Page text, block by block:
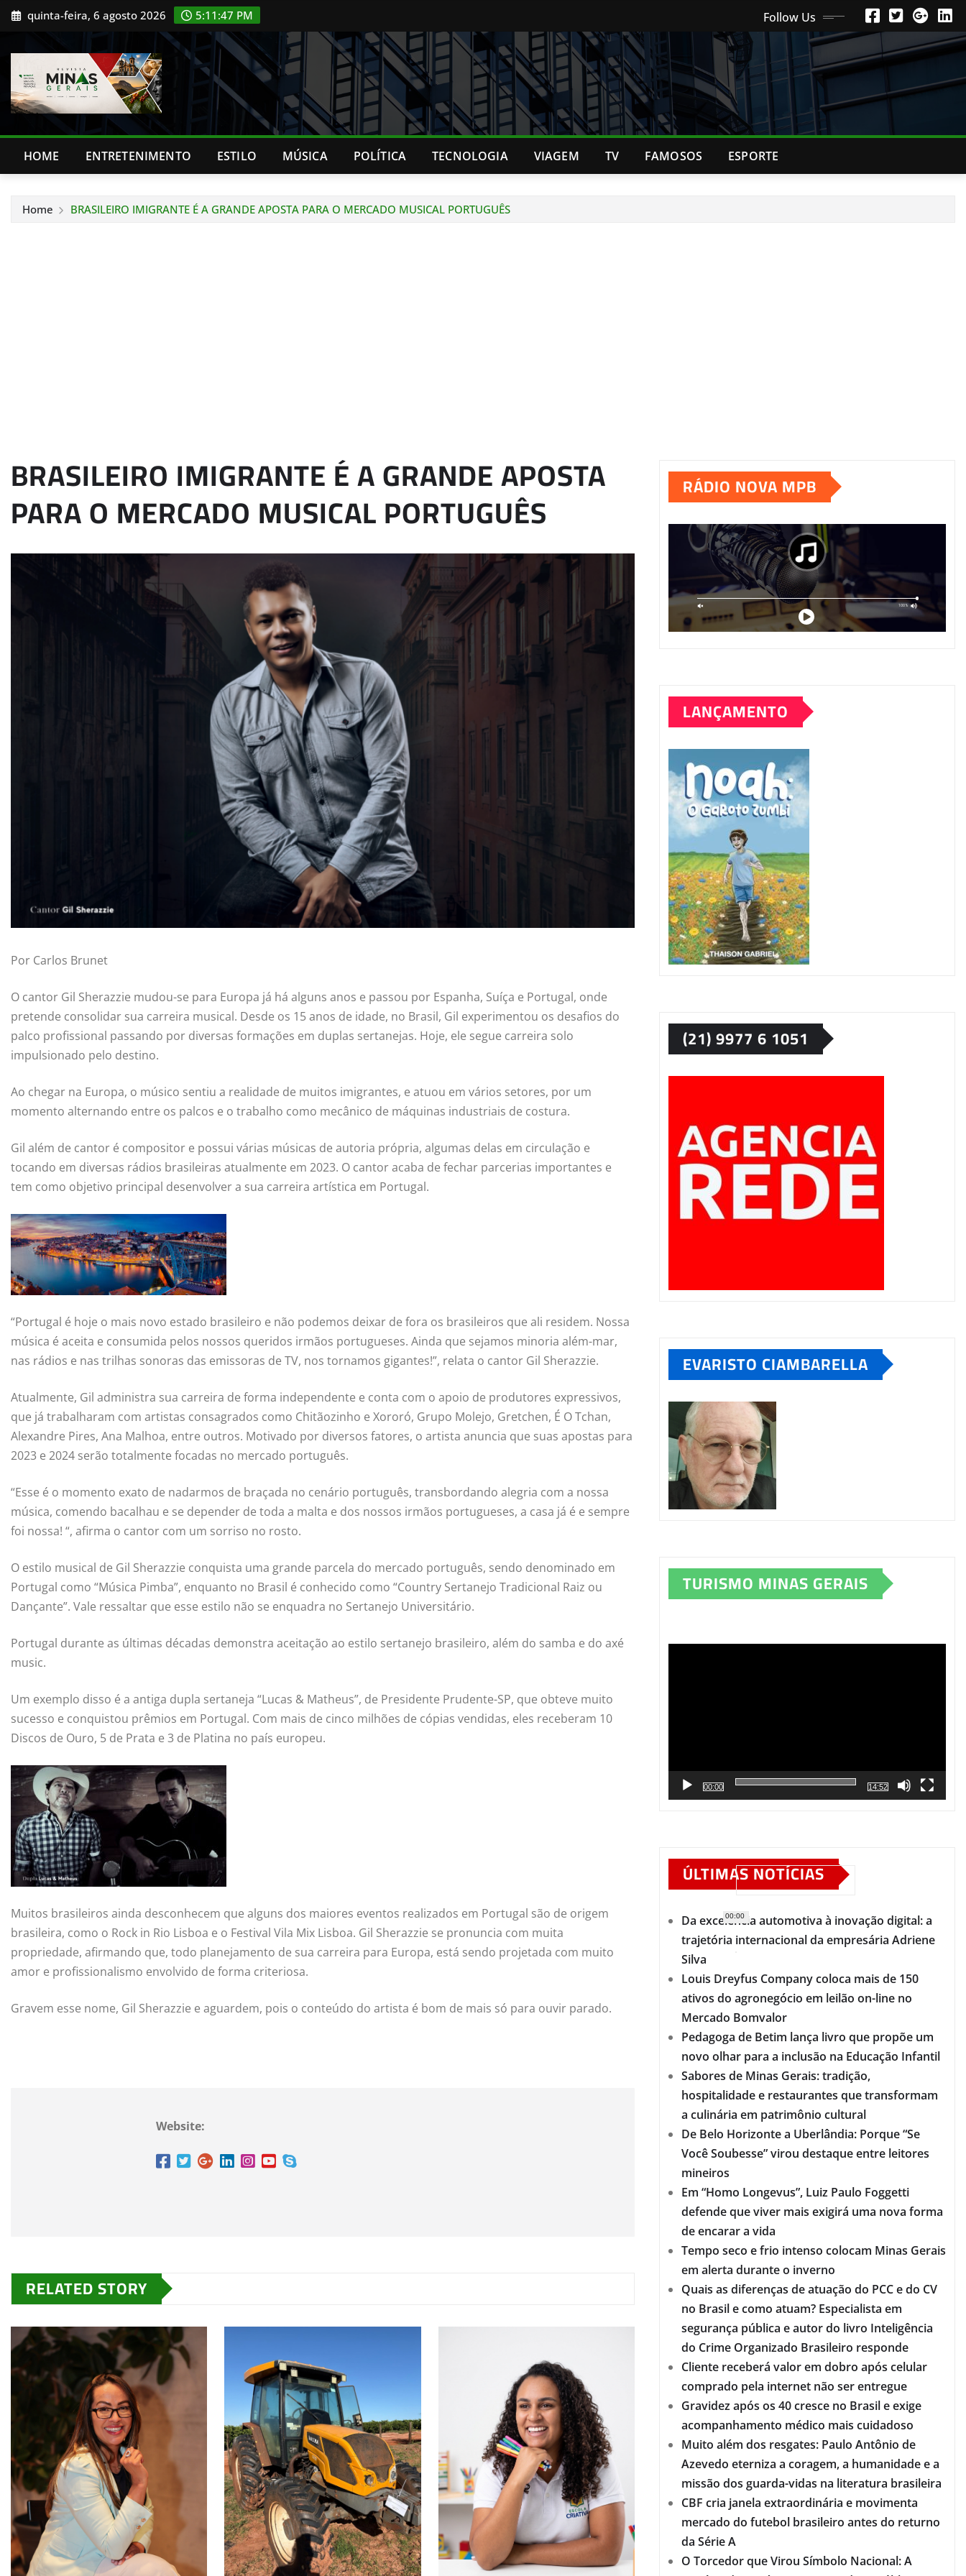
Skip quinta-feira, 6 agosto 2026 5:11:49 PM Follow Us
HOME ENTRETENIMENTO ESTILO MÚSICA POLÍTICA TECNOLOGIA VIAGEM TV FAMOSOS ESPORTE
Home BRASILEIRO IMIGRANTE É A GRANDE APOSTA PARA O MERCADO MUSICAL PORTUGUÊS
BRASILEIRO IMIGRANTE É A GRANDE APOSTA
PARA O MERCADO MUSICAL PORTUGUÊS
Por Carlos Brunet
O cantor Gil Sherazzie mudou-se para Europa já há alguns anos e passou por Espanha, Suíça e Portugal, onde
pretende consolidar sua carreira musical. Desde os 15 anos de idade, no Brasil, Gil experimentou os desafios do
palco profissional passando por diversas formações em duplas sertanejas. Hoje, ele segue carreira solo
impulsionado pelo destino.
Ao chegar na Europa, o músico sentiu a realidade de muitos imigrantes, e atuou em vários setores, por um
momento alternando entre os palcos e o trabalho como mecânico de máquinas industriais de costura.
Gil além de cantor é compositor e possui várias músicas de autoria própria, algumas delas em circulação e
tocando em diversas rádios brasileiras atualmente em 2023. O cantor acaba de fechar parcerias importantes e
tem como objetivo principal desenvolver a sua carreira artística em Portugal.
“Portugal é hoje o mais novo estado brasileiro e não podemos deixar de fora os brasileiros que ali residem. Nossa
música é aceita e consumida pelos nossos queridos irmãos portugueses. Ainda que sejamos minoria além-mar,
nas rádios e nas trilhas sonoras das emissoras de TV, nos tornamos gigantes!”, relata o cantor Gil Sherazzie.
Atualmente, Gil administra sua carreira de forma independente e conta com o apoio de produtores expressivos,
que já trabalharam com artistas consagrados como Chitãozinho e Xororó, Grupo Molejo, Gretchen, É O Tchan,
Alexandre Pires, Ana Malhoa, entre outros. Motivado por diversos fatores, o artista anuncia que suas apostas para
2023 e 2024 serão totalmente focadas no mercado português.
“Esse é o momento exato de nadarmos de braçada no cenário português, transbordando alegria com a nossa
música, comendo bacalhau e se depender de toda a malta e dos nossos irmãos portugueses, a casa já é e sempre
foi nossa! “, afirma o cantor com um sorriso no rosto.
O estilo musical de Gil Sherazzie conquista uma grande parcela do mercado português, sendo denominado em
Portugal como “Música Pimba”, enquanto no Brasil é conhecido como “Country Sertanejo Tradicional Raiz ou
Dançante”. Vale ressaltar que esse estilo não se enquadra no Sertanejo Universitário.
Portugal durante as últimas décadas demonstra aceitação ao estilo sertanejo brasileiro, além do samba e do axé
music.
Um exemplo disso é a antiga dupla sertaneja “Lucas & Matheus”, de Presidente Prudente-SP, que obteve muito
sucesso e conquistou prêmios em Portugal. Com mais de cinco milhões de cópias vendidas, eles receberam 10
Discos de Ouro, 5 de Prata e 3 de Platina no país europeu.
Muitos brasileiros ainda desconhecem que alguns dos maiores eventos realizados em Portugal são de origem
brasileira, como o Rock in Rio Lisboa e o Festival Vila Mix Lisboa. Gil Sherazzie se pronuncia com muita
propriedade, afirmando que, todo planejamento de sua carreira para Europa, está sendo projetada com muito
amor e profissionalismo envolvido de forma criteriosa.
Gravem esse nome, Gil Sherazzie e aguardem, pois o conteúdo do artista é bom de mais só para ouvir parado.
Website:
RELATED STORY
RÁDIO NOVA MPB
LANÇAMENTO
(21) 9977 6 1051
EVARISTO CIAMBARELLA
TURISMO MINAS GERAIS
00:00
00:00
14:52
ÚLTIMAS NOTÍCIAS
Da excelência automotiva à inovação digital: a
trajetória internacional da empresária Adriene
Silva
Louis Dreyfus Company coloca mais de 150
ativos do agronegócio em leilão on-line no
Mercado Bomvalor
Pedagoga de Betim lança livro que propõe um
novo olhar para a inclusão na Educação Infantil
Sabores de Minas Gerais: tradição,
hospitalidade e restaurantes que transformam
a culinária em patrimônio cultural
De Belo Horizonte a Uberlândia: Porque “Se
Você Soubesse” virou destaque entre leitores
mineiros
Em “Homo Longevus”, Luiz Paulo Foggetti
defende que viver mais exigirá uma nova forma
de encarar a vida
Tempo seco e frio intenso colocam Minas Gerais
em alerta durante o inverno
Quais as diferenças de atuação do PCC e do CV
no Brasil e como atuam? Especialista em
segurança pública e autor do livro Inteligência
do Crime Organizado Brasileiro responde
Cliente receberá valor em dobro após celular
comprado pela internet não ser entregue
Gravidez após os 40 cresce no Brasil e exige
acompanhamento médico mais cuidadoso
Muito além dos resgates: Paulo Antônio de
Azevedo eterniza a coragem, a humanidade e a
missão dos guarda-vidas na literatura brasileira
CBF cria janela extraordinária e movimenta
mercado do futebol brasileiro antes do returno
da Série A
O Torcedor que Virou Símbolo Nacional: A